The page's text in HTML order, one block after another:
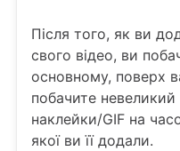
Після того, як ви
свого відео, ви
основному, поверх
побачите невеликий
наклейки/GIF на
якої ви її додали.